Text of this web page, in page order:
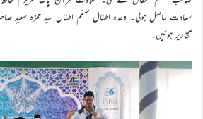
سعادت حاصل ہوئی۔ وعدہ اطفال مہتمم اطفال سید حمزہ سعید
تقاریر ہوئیں۔